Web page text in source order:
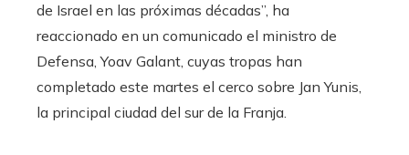
de Israel en las próximas décadas”, ha
reaccionado en un comunicado el ministro de
Defensa, Yoav Galant, cuyas tropas han
completado este martes el cerco sobre Jan Yunis,
la principal ciudad del sur de la Franja.